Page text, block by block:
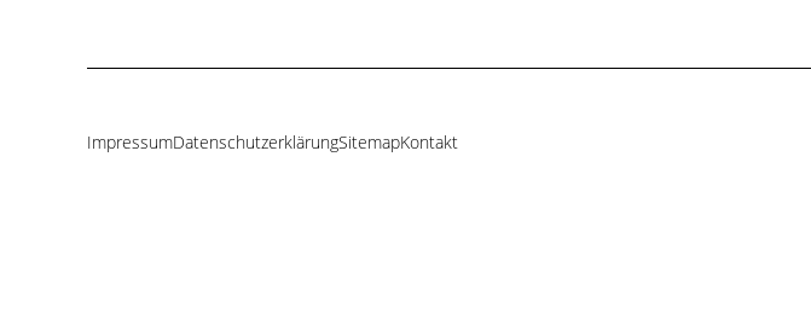
Navigation
ImpressumDatenschutzerklärungSitemapKontakt